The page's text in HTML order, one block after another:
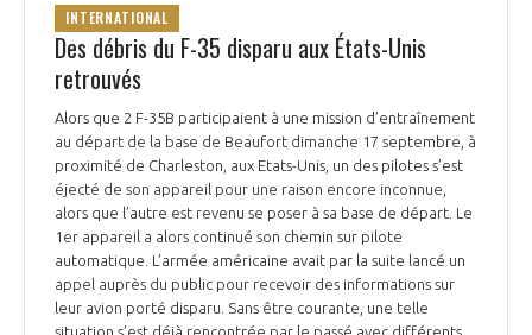
INTERNATIONAL
Des débris du F-35 disparu aux États-Unis
retrouvés
Alors que 2 F-35B participaient à une mission d’entraînement
au départ de la base de Beaufort dimanche 17 septembre, à
proximité de Charleston, aux Etats-Unis, un des pilotes s’est
éjecté de son appareil pour une raison encore inconnue,
alors que l’autre est revenu se poser à sa base de départ. Le
1er appareil a alors continué son chemin sur pilote
automatique. L’armée américaine avait par la suite lancé un
appel auprès du public pour recevoir des informations sur
leur avion porté disparu. Sans être courante, une telle